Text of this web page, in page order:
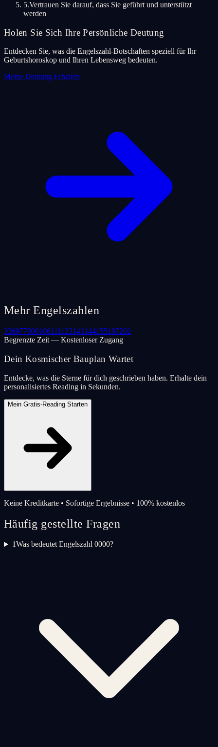
5.Vertrauen Sie darauf, dass Sie geführt und unterstützt
werden
Holen Sie Sich Ihre Persönliche Deutung
Entdecken Sie, was die Engelszahl-Botschaften speziell für Ihr
Geburtshoroskop und Ihren Lebensweg bedeuten.
Meine Deutung Erhalten
Mehr Engelszahlen
336977000106111123143144155187202
Begrenzte Zeit — Kostenloser Zugang
Dein Kosmischer Bauplan Wartet
Entdecke, was die Sterne für dich geschrieben haben. Erhalte dein
personalisiertes Reading in Sekunden.
Mein Gratis-Reading Starten
Keine Kreditkarte • Sofortige Ergebnisse • 100% kostenlos
Häufig gestellte Fragen
1Was bedeutet Engelszahl 0000?